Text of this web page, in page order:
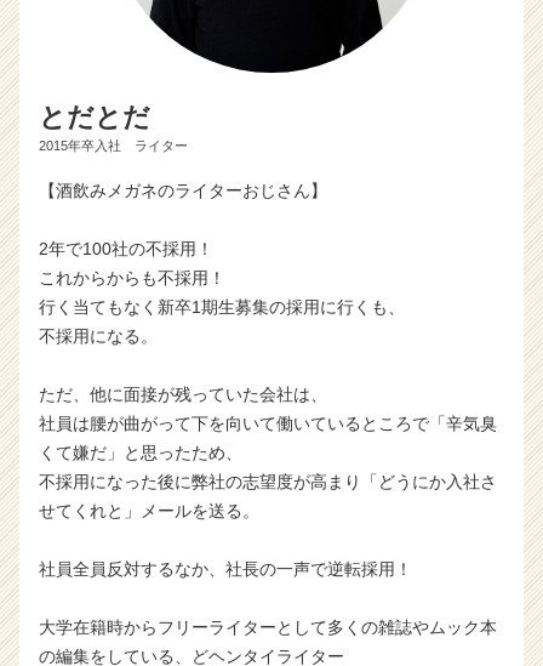
とだとだ
2015年卒入社 ライター
【酒飲みメガネのライターおじさん】
2年で100社の不採用！
これからからも不採用！
行く当てもなく新卒1期生募集の採用に行くも、
不採用になる。
ただ、他に面接が残っていた会社は、
社員は腰が曲がって下を向いて働いているところで「辛気臭
くて嫌だ」と思ったため、
不採用になった後に弊社の志望度が高まり「どうにか入社さ
せてくれと」メールを送る。
社員全員反対するなか、社長の一声で逆転採用！
大学在籍時からフリーライターとして多くの雑誌やムック本
の編集をしている、どヘンタイライター